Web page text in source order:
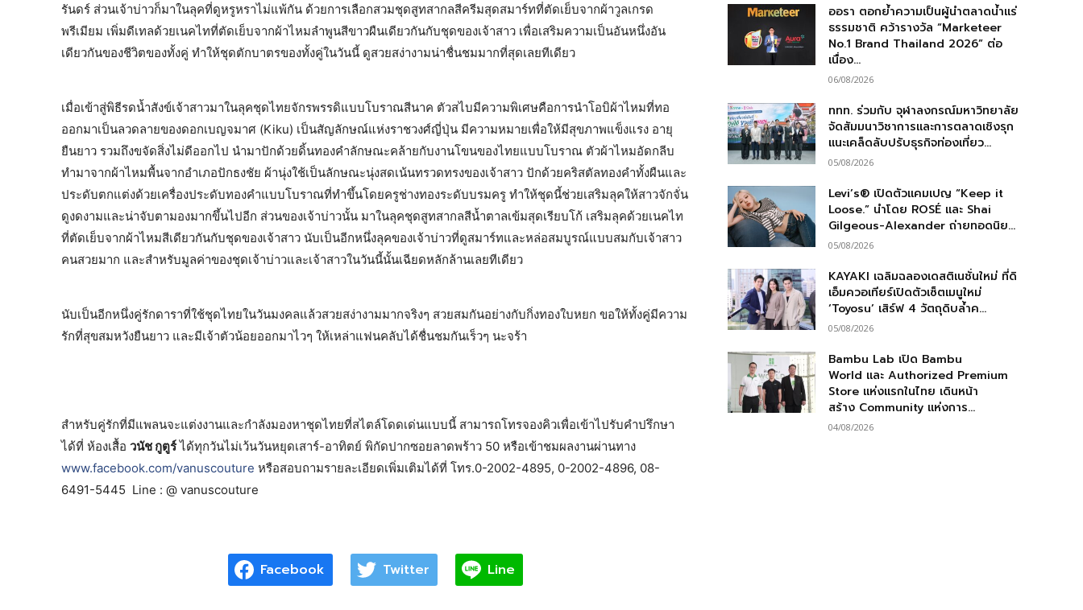
รันดร์ ส่วนเจ้าบ่าวก็มาในลุคที่ดูหรูหราไม่แพ้กัน ด้วยการเลือกสวมชุดสูทสากลสีครีมสุดสมาร์ทที่ตัดเย็บจากผ้าวูลเกรด
พรีเมียม เพิ่มดีเทลด้วยเนคไทที่ตัดเย็บจากผ้าไหมลำพูนสีขาวผืนเดียวกันกับชุดของเจ้าสาว เพื่อเสริมความเป็นอันหนึ่งอัน
เดียวกันของชีวิตของทั้งคู่ ทำให้ชุดตักบาตรของทั้งคู่ในวันนี้ ดูสวยสง่างามน่าชื่นชมมากที่สุดเลยทีเดียว
เมื่อเข้าสู่พิธีรดน้ำสังข์เจ้าสาวมาในลุคชุดไทยจักรพรรดิแบบโบราณสีนาค ตัวสไบมีความพิเศษคือการนำโอบิผ้าไหมที่ทอ
ออกมาเป็นลวดลายของดอกเบญจมาศ (Kiku) เป็นสัญลักษณ์แห่งราชวงศ์ญี่ปุ่น มีความหมายเพื่อให้มีสุขภาพแข็งแรง อายุ
ยืนยาว รวมถึงขจัดสิ่งไม่ดีออกไป นำมาปักด้วยดิ้นทองคำลักษณะคล้ายกับงานโขนของไทยแบบโบราณ ตัวผ้าไหมอัดกลีบ
ทำมาจากผ้าไหมพื้นจากอำเภอปักธงชัย ผ้านุ่งใช้เป็นลักษณะนุ่งสดเน้นทรวดทรงของเจ้าสาว ปักด้วยคริสตัลทองคำทั้งผืนและ
ประดับตกแต่งด้วยเครื่องประดับทองคำแบบโบราณที่ทำขึ้นโดยครูช่างทองระดับบรมครู ทำให้ชุดนี้ช่วยเสริมลุคให้สาวจักจั่น
ดูงดงามและน่าจับตามองมากขึ้นไปอีก ส่วนของเจ้าบ่าวนั้น มาในลุคชุดสูทสากลสีน้ำตาลเข้มสุดเรียบโก้ เสริมลุคด้วยเนคไท
ที่ตัดเย็บจากผ้าไหมสีเดียวกันกับชุดของเจ้าสาว นับเป็นอีกหนึ่งลุคของเจ้าบ่าวที่ดูสมาร์ทและหล่อสมบูรณ์แบบสมกับเจ้าสาว
คนสวยมาก และสำหรับมูลค่าของชุดเจ้าบ่าวและเจ้าสาวในวันนี้นั้นเฉียดหลักล้านเลยทีเดียว
นับเป็นอีกหนึ่งคู่รักดาราที่ใช้ชุดไทยในวันมงคลแล้วสวยสง่างามมากจริงๆ สวยสมกันอย่างกับกิ่งทองใบหยก ขอให้ทั้งคู่มีความ
รักที่สุขสมหวังยืนยาว และมีเจ้าตัวน้อยออกมาไวๆ ให้เหล่าแฟนคลับได้ชื่นชมกันเร็วๆ นะจร้า
สำหรับคู่รักที่มีแพลนจะแต่งงานและกำลังมองหาชุดไทยที่สไตล์โดดเด่นแบบนี้ สามารถโทรจองคิวเพื่อเข้าไปรับคำปรึกษา
ได้ที่ ห้องเสื้อ วนัช กูตูร์ได้ทุกวันไม่เว้นวันหยุดเสาร์-อาทิตย์ พิกัดปากซอยลาดพร้าว 50 หรือเข้าชมผลงานผ่านทาง
www.facebook.com/vanuscouture หรือสอบถามรายละเอียดเพิ่มเติมได้ที่ โทร.0-2002-4895, 0-2002-4896, 08-
6491-5445 Line : @ vanuscouture
Facebook Twitter Line
ออรา ตอกย้ำความเป็นผู้นำตลาดน้ำแร่
ธรรมชาติ คว้ารางวัล “Marketeer
No.1 Brand Thailand 2026” ต่อ
เนื่อง...
06/08/2026
ททท. ร่วมกับ จุฬาลงกรณ์มหาวิทยาลัย
จัดสัมมนาวิชาการและการตลาดเชิงรุก
แนะเคล็ดลับปรับธุรกิจท่องเที่ยว...
05/08/2026
Levi’s® เปิดตัวแคมเปญ “Keep it
Loose.” นำโดย ROSÉ และ Shai
Gilgeous-Alexander ถ่ายทอดนิย...
05/08/2026
KAYAKI เฉลิมฉลองเดสติเนชั่นใหม่ ที่ดิ
เอ็มควอเทียร์เปิดตัวเซ็ตเมนูใหม่
‘Toyosu’ เสิร์ฟ 4 วัตถุดิบล้ำค...
05/08/2026
Bambu Lab เปิด Bambu
World และ Authorized Premium
Store แห่งแรกในไทย เดินหน้า
สร้าง Community แห่งการ...
04/08/2026